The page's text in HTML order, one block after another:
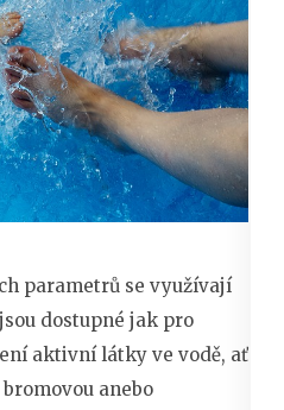
parametrů se využívají
dostupné jak pro
aktivní látky ve vodě, ať
anebo